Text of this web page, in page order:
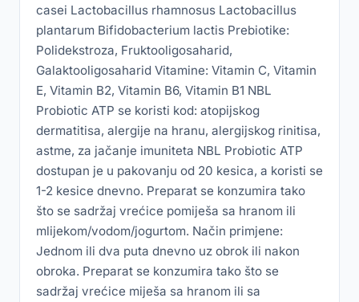
casei Lactobacillus rhamnosus Lactobacillus
plantarum Bifidobacterium lactis Prebiotike:
Polidekstroza, Fruktooligosaharid,
Galaktooligosaharid Vitamine: Vitamin C, Vitamin
E, Vitamin B2, Vitamin B6, Vitamin B1 NBL
Probiotic ATP se koristi kod: atopijskog
dermatitisa, alergije na hranu, alergijskog rinitisa,
astme, za jačanje imuniteta NBL Probiotic ATP
dostupan je u pakovanju od 20 kesica, a koristi se
1-2 kesice dnevno. Preparat se konzumira tako
što se sadržaj vrećice pomiješa sa hranom ili
mlijekom/vodom/jogurtom. Način primjene:
Jednom ili dva puta dnevno uz obrok ili nakon
obroka. Preparat se konzumira tako što se
sadržaj vrećice miješa sa hranom ili sa